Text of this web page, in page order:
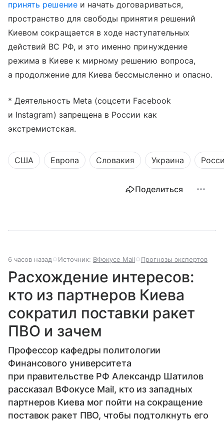
принять решениеи начать договариваться,
пространство для свободы принятия решений
Киевом сокращается в ходе наступательных
действий ВС РФ, и это именно принуждение
режима в Киеве к мирному решению вопроса,
а продолжение для Киева бессмысленно и опасно.
* Деятельность Meta (соцсети Facebook
и Instagram) запрещена в России как
экстремистская.
США Европа Словакия Украина
Поделиться
6 часов назад Источник: ВФокусе Mail Прогнозы экспертов
Расхождение интересов:
кто из партнеров Киева
сократил поставки ракет
ПВО и зачем
Профессор кафедры политологии
Финансового университета
при правительстве РФ Александр Шатилов
рассказал ВФокусе Mail, кто из западных
партнеров Киева мог пойти на сокращение
поставок ракет ПВО, чтобы подтолкнуть его